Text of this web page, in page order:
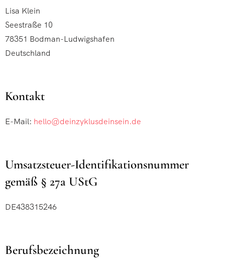
Lisa Klein
Seestraße 10
78351 Bodman-Ludwigshafen
Deutschland
Kontakt
E-Mail: hello@deinzyklusdeinsein.de
Umsatzsteuer-Identifikationsnummer
gemäß § 27a UStG
DE438315246
Berufsbezeichnung